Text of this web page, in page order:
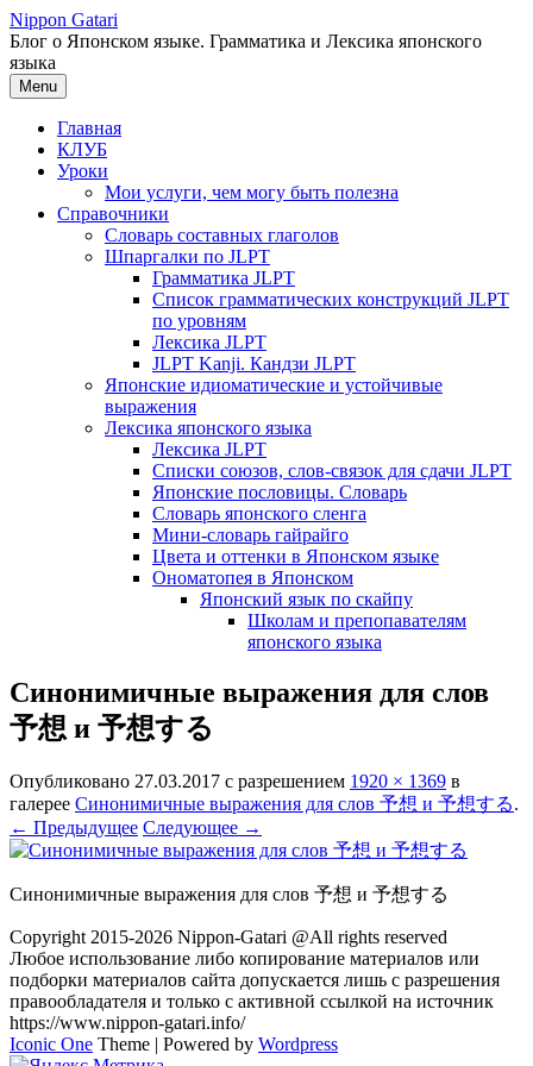
Перейти
к
содержимому
Nippon Gatari
Блог о Японском языке. Грамматика и Лексика японского
языка
Menu
Главная
КЛУБ
Уроки
Мои услуги, чем могу быть полезна
Справочники
Словарь составных глаголов
Шпаргалки по JLPT
Грамматика JLPT
Список грамматических конструкций JLPT
по уровням
Лексика JLPT
JLPT Kanji. Кандзи JLPT
Японские идиоматические и устойчивые
выражения
Лексика японского языка
Лексика JLPT
Списки союзов, слов-связок для сдачи JLPT
Японские пословицы. Словарь
Словарь японского сленга
Мини-словарь гайрайго
Цвета и оттенки в Японском языке
Ономатопея в Японском
Японский язык по скайпу
Школам и препопавателям
японского языка
Синонимичные выражения для слов
予想 и 予想する
Опубликовано 27.03.2017 с разрешением 1920 × 1369 в
галерее Синонимичные выражения для слов 予想 и 予想する.
← Предыдущее Следующее →
Синонимичные выражения для слов 予想 и 予想する
Copyright 2015-2026 Nippon-Gatari @All rights reserved
Любое использование либо копирование материалов или
подборки материалов сайта допускается лишь с разрешения
правообладателя и только с активной ссылкой на источник
https://www.nippon-gatari.info/
Iconic One Theme | Powered by Wordpress